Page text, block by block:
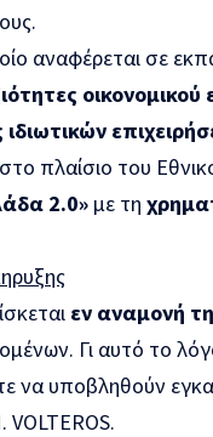
αναφέρεται σε
πλαίσιο του
2.0» με τη
εν αναμονή
Γι αυτό το
να υποβληθούν